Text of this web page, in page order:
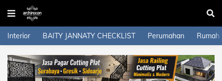
Interior BAITY JANNATY CHECKLIST Perumahan Rumah